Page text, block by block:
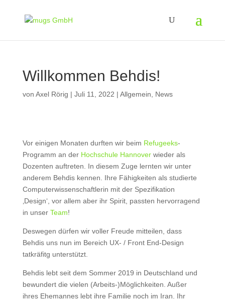
Willkommen Behdis!
von Axel Rörig | Juli 11, 2022 | Allgemein News
Vor einigen Monaten durften wir beim Refugeeks-
Programm an der Hochschule Hannoverwieder als
Dozenten auftreten. In diesem Zuge lernten wir unter
anderem Behdis kennen. Ihre Fähigkeiten als studierte
Computerwissenschaftlerin mit der Spezifikation
‚Design‘, vor allem aber ihr Spirit, passten hervorragend
in unser Team!
Deswegen dürfen wir voller Freude mitteilen, dass
Behdis uns nun im Bereich UX- / Front End-Design
tatkräfitg unterstützt.
Behdis lebt seit dem Sommer 2019 in Deutschland und
bewundert die vielen (Arbeits-)Möglichkeiten. Außer
ihres Ehemannes lebt ihre Familie noch im Iran. Ihr